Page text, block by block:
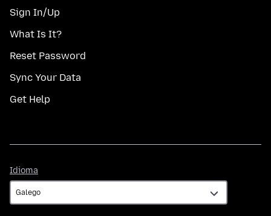
Sign In/Up
What Is It?
Reset Password
Sync Your Data
Get Help
Idioma